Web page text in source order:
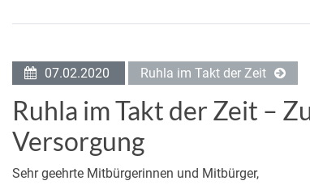
07.02.2020 Ruhla im Takt der Zeit
Ruhla im Takt der Zeit –
Versorgung
Sehr geehrte Mitbürgerinnen und Mitbürger,